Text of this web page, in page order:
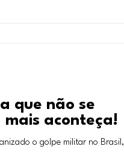
que não se
aconteça!
o golpe militar no Brasil,